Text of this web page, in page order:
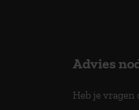
Advies
Heb je vragen